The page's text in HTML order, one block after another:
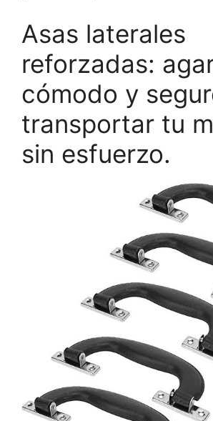
Asas laterales
reforzadas:
cómodo y
transportar tu
sin esfuerzo.